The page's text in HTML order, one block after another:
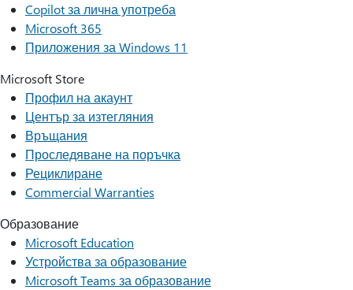
Copilot за лична употреба
Microsoft 365
Приложения за Windows 11
Microsoft Store
Профил на акаунт
Център за изтегляния
Връщания
Проследяване на поръчка
Рециклиране
Commercial Warranties
Образование
Microsoft Education
Устройства за образование
Microsoft Teams за образование